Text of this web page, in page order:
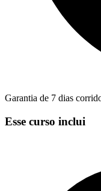
Garantia de 7 dias
Esse curso inclui